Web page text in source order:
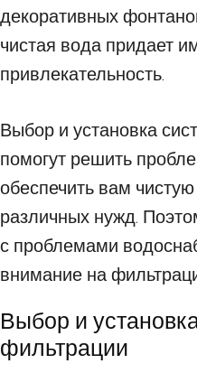
декоративных
чистая вода придает
привлекательность.
Выбор и установка
помогут решить
обеспечить вам
различных нужд.
с проблемами
внимание на
Выбор и
фильтрации